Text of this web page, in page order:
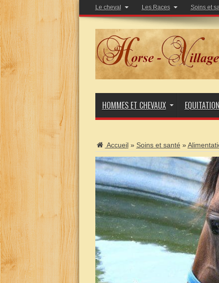
Le cheval Les Races Soins et
HOMMES ET CHEVAUX
Accueil » Soins et santé »